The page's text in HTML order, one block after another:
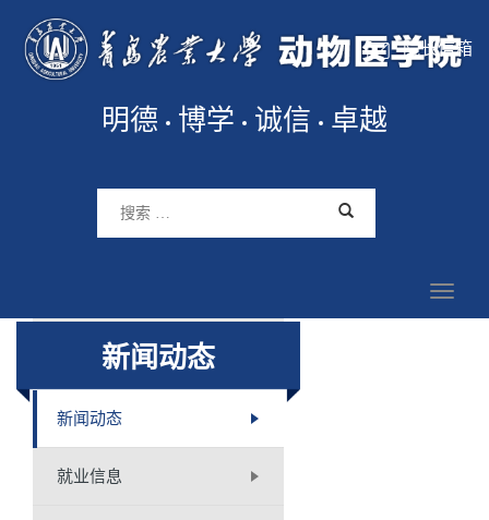
院长信箱
明德 博学 诚信 卓越
新闻动态
新闻动态
就业信息